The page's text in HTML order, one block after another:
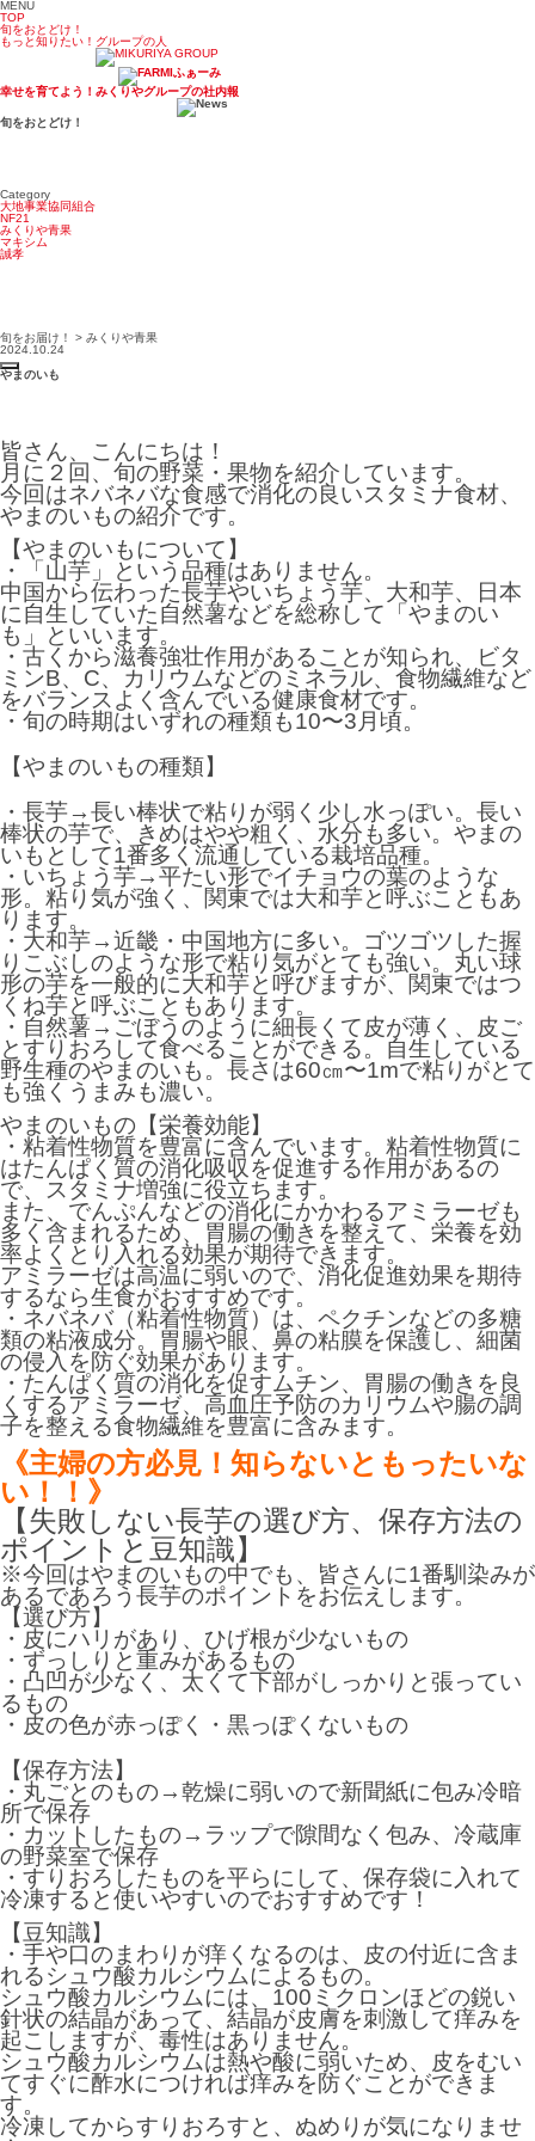
MENU
TOP
旬をおとどけ！
もっと知りたい！グループの人
幸せを育てよう！みくりやグループの社内報
旬をおとどけ！
Category
大地事業協同組合
NF21
みくりや青果
マキシム
誠孝
旬をお届け！ > みくりや青果
2024.10.24
やまのいも
皆さん、こんにちは！
月に２回、旬の野菜・果物を紹介しています。
今回はネバネバな食感で消化の良いスタミナ食材、
やまのいもの紹介です。
【やまのいもについて】
・「山芋」という品種はありません。
中国から伝わった長芋やいちょう芋、大和芋、日本
に自生していた自然薯などを総称して「やまのい
も」といいます。
・古くから滋養強壮作用があることが知られ、ビタ
ミンB、C、カリウムなどのミネラル、食物繊維など
をバランスよく含んでいる健康食材です。
・旬の時期はいずれの種類も10〜3月頃。
【やまのいもの種類】
・長芋→長い棒状で粘りが弱く少し水っぽい。長い
棒状の芋で、きめはやや粗く、水分も多い。やまの
いもとして1番多く流通している栽培品種。
・いちょう芋→平たい形でイチョウの葉のような
形。粘り気が強く、関東では大和芋と呼ぶこともあ
ります。
・大和芋→近畿・中国地方に多い。ゴツゴツした握
りこぶしのような形で粘り気がとても強い。丸い球
形の芋を一般的に大和芋と呼びますが、関東ではつ
くね芋と呼ぶこともあります。
・自然薯→ごぼうのように細長くて皮が薄く、皮ご
とすりおろして食べることができる。自生している
野生種のやまのいも。長さは60㎝〜1mで粘りがとて
も強くうまみも濃い。
やまのいもの【栄養効能】
・粘着性物質を豊富に含んでいます。粘着性物質に
はたんぱく質の消化吸収を促進する作用があるの
で、スタミナ増強に役立ちます。
また、でんぷんなどの消化にかかわるアミラーゼも
多く含まれるため、胃腸の働きを整えて、栄養を効
率よくとり入れる効果が期待できます。
アミラーゼは高温に弱いので、消化促進効果を期待
するなら生食がおすすめです。
・ネバネバ（粘着性物質）は、ペクチンなどの多糖
類の粘液成分。胃腸や眼、鼻の粘膜を保護し、細菌
の侵入を防ぐ効果があります。
・たんぱく質の消化を促すムチン、胃腸の働きを良
くするアミラーゼ、高血圧予防のカリウムや腸の調
子を整える食物繊維を豊富に含みます。
《主婦の方必見！知らないともったいな
い！！》
【失敗しない長芋の選び方、保存方法の
ポイントと豆知識】
※今回はやまのいもの中でも、皆さんに1番馴染みが
あるであろう長芋のポイントをお伝えします。
【選び方】
・皮にハリがあり、ひげ根が少ないもの
・ずっしりと重みがあるもの
・凸凹が少なく、太くて下部がしっかりと張ってい
るもの
・皮の色が赤っぽく・黒っぽくないもの
【保存方法】
・丸ごとのもの→乾燥に弱いので新聞紙に包み冷暗
所で保存
・カットしたもの→ラップで隙間なく包み、冷蔵庫
の野菜室で保存
・すりおろしたものを平らにして、保存袋に入れて
冷凍すると使いやすいのでおすすめです！
【豆知識】
・手や口のまわりが痒くなるのは、皮の付近に含ま
れるシュウ酸カルシウムによるもの。
シュウ酸カルシウムには、100ミクロンほどの鋭い
針状の結晶があって、結晶が皮膚を刺激して痒みを
起こしますが、毒性はありません。
シュウ酸カルシウムは熱や酸に弱いため、皮をむい
てすぐに酢水につければ痒みを防ぐことができま
す。
冷凍してからすりおろすと、ぬめりが気になりませ